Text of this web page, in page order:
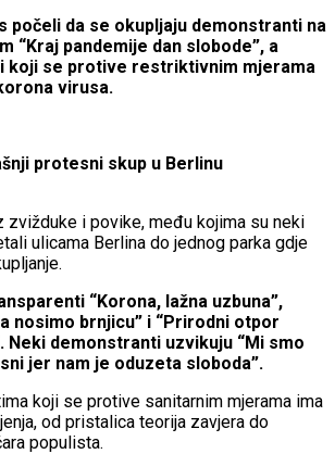
počeli da se okupljaju demonstranti na
“Kraj pandemije dan slobode”, a
koji se protive restriktivnim mjerama
virusa.
protesni skup u Berlinu
zvižduke i povike, među kojima su neki
ulicama Berlina do jednog parka gdje
“Korona, lažna uzbuna”,
nosimo brnjicu” i “Prirodni otpor
Neki demonstranti uzvikuju “Mi smo
jer nam je oduzeta sloboda”.
koji se protive sanitarnim mjerama ima
od pristalica teorija zavjera do
populista.